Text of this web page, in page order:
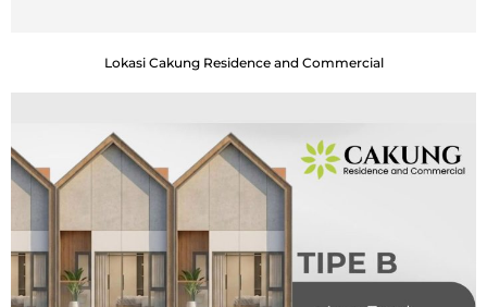
Lokasi Cakung Residence and Commercial